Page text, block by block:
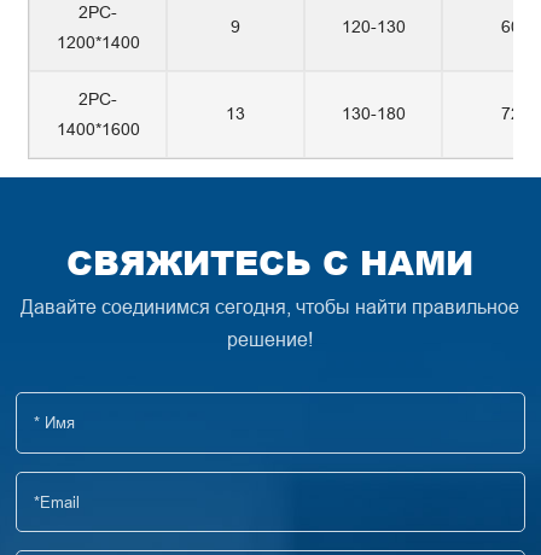
2PC-
1200*1400
9 120-130 60
2PC-
1400*1600
13 130-180 72
СВЯЖИТЕСЬ С НАМИ
Давайте соединимся сегодня, чтобы найти правильное
решение!